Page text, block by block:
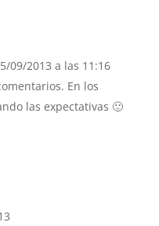
09/2013 a las 11:16
En los
las expectativas 🙂